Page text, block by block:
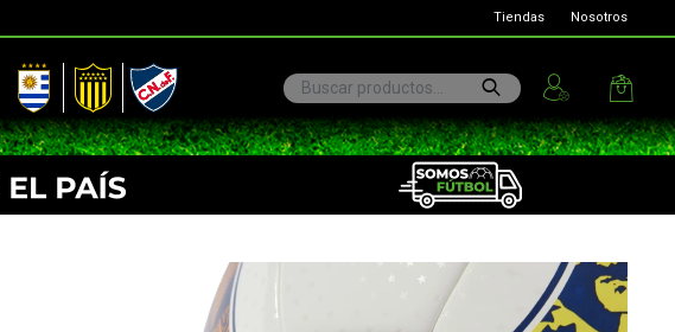
AUF Peñarol Nacional
Tiendas Nosotros